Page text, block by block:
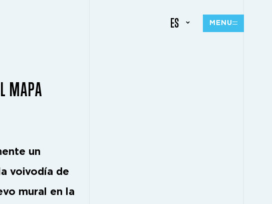
ES MENU
MAPA
un
voivodía de
mural en la